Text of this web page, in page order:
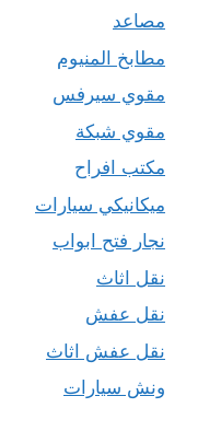
مصاعد
مطابخ المنيوم
مقوي سيرفس
مقوي شبكة
مكتب افراح
ميكانيكي سيارات
نجار فتح ابواب
نقل اثاث
نقل عفش
نقل عفش اثاث
ونش سيارات